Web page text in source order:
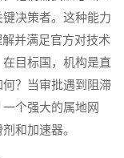
决策者。这种能力
并满足官方对技术
目标国，机构是直
？当审批遇到阻滞
个强大的属地网
和加速器。